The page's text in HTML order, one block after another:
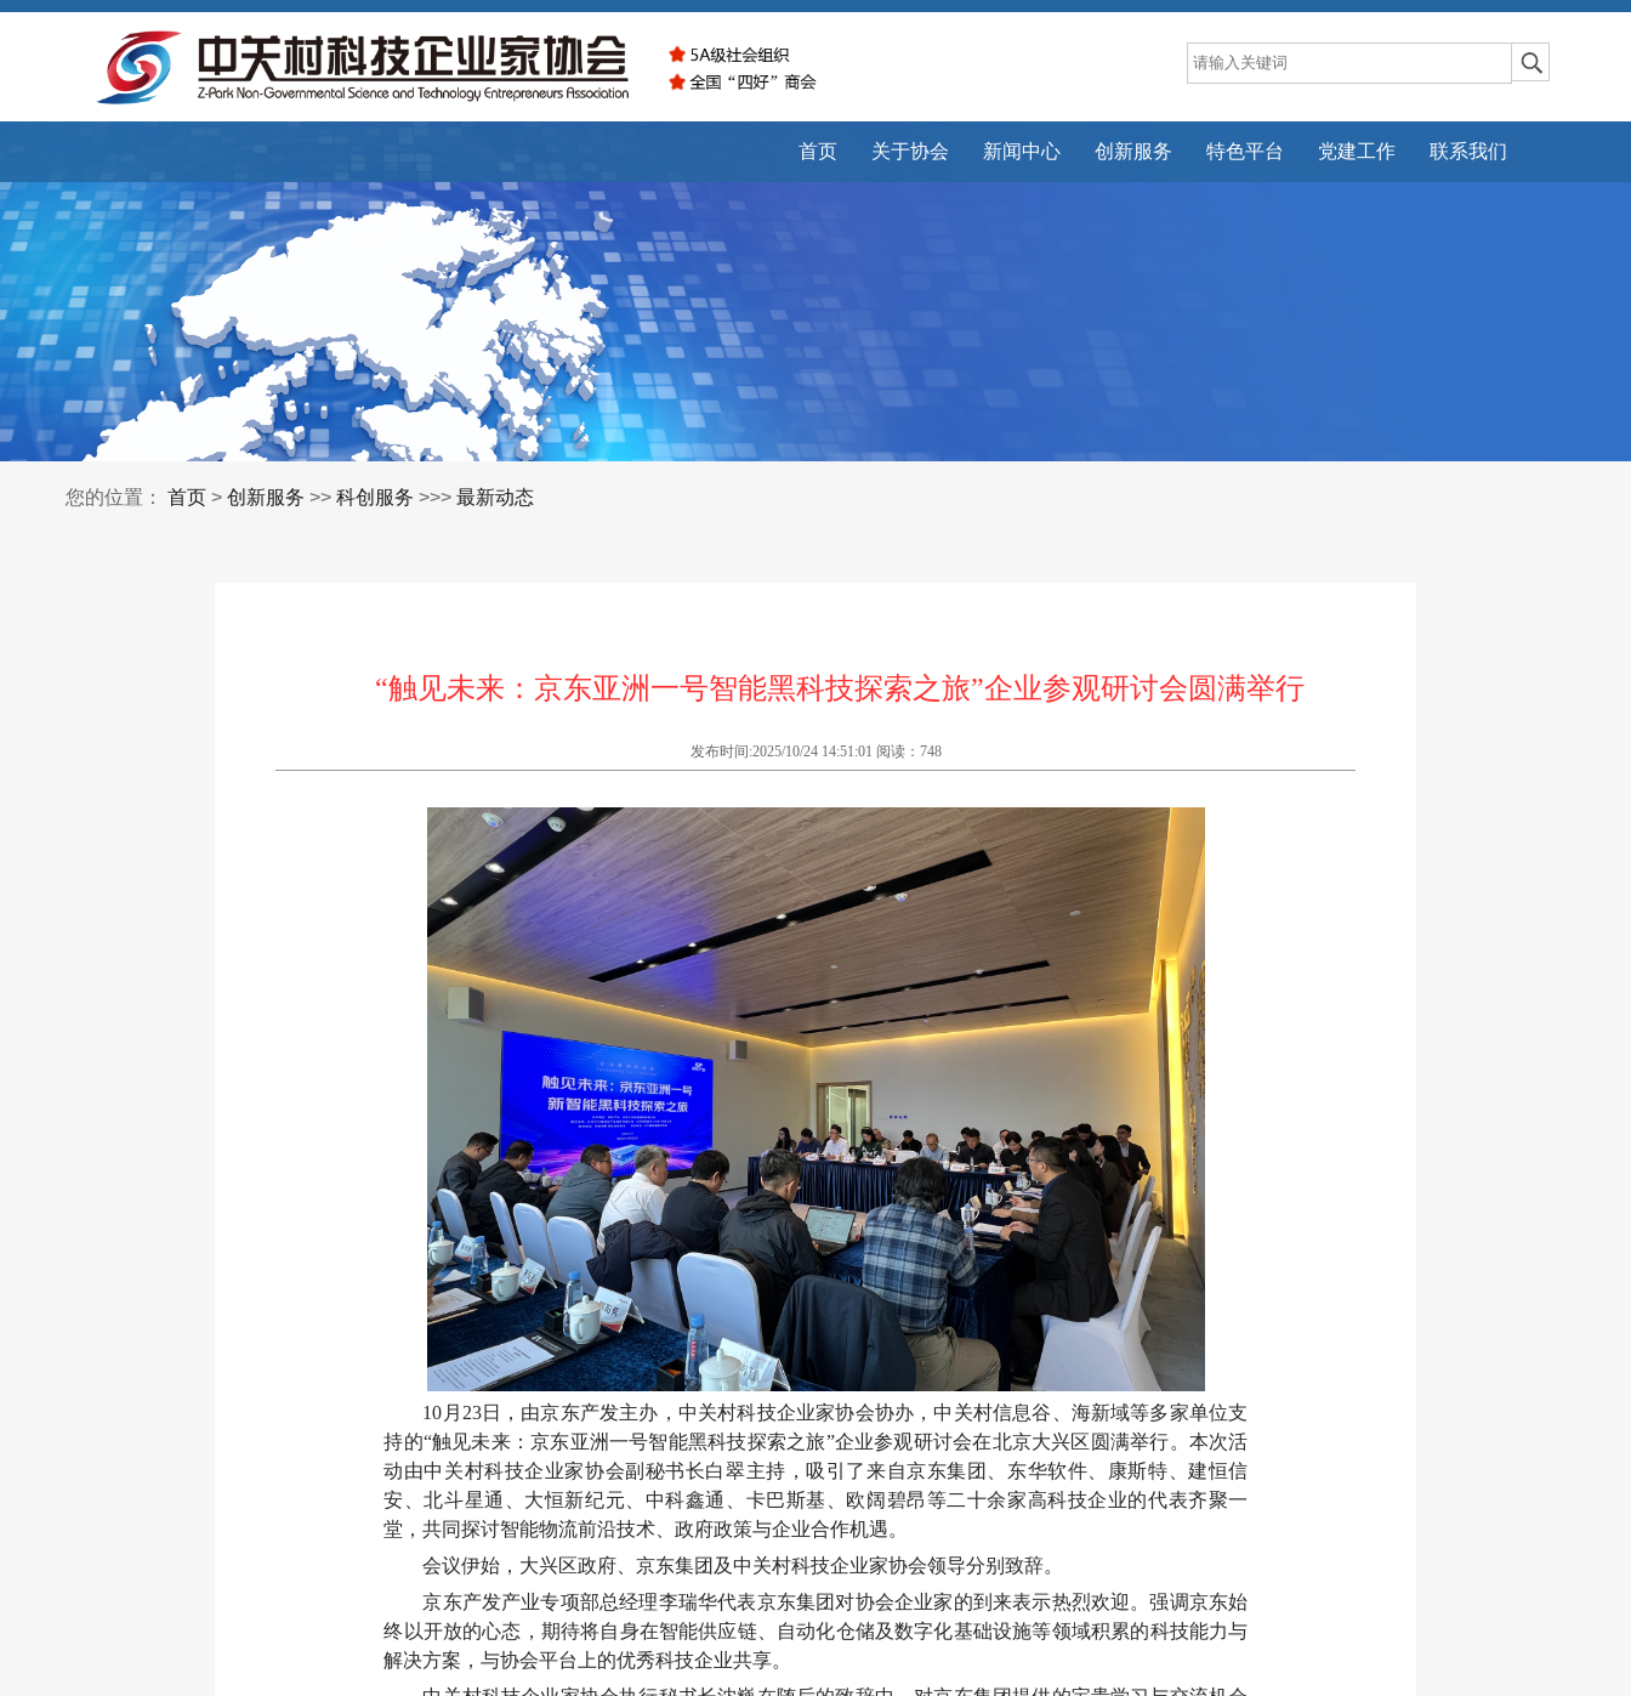
首页 关于协会 新闻中心 创新服务 特色平台 党建工作 联系我们
您的位置： 首页> 创新服务 >> 科创服务 >>> 最新动态
“触见未来：京东亚洲一号智能黑科技探索之旅”企业参观研讨会圆满举行
发布时间:2025/10/24 14:51:01 阅读：748
10月23日，由京东产发主办 ， 中关村科技企业家协会协办，中关村信息谷、海新域等多家单位支
持的“触见未来：京东亚洲一号智能黑科技探索之旅”企业参观研讨会在北京大兴区圆满举行。本次活
动由中关村科技企业家协会副秘书长白翠主持，吸引了来自京东集团、东华软件、康斯特、建恒信
安、北斗星通、大恒新纪元、中科鑫通、卡巴斯基、欧阔碧昂等二十余家高科技企业的代表齐聚一
堂，共同探讨智能物流前沿技术、政府政策与企业合作机遇。
会议伊始，大兴区政府、京东集团及中关村科技企业家协会领导分别致辞。
京东产发产业专项部总经理李瑞华代表京东集团对协会企业家的到来表示热烈欢迎。强调京东始
终以开放的心态，期待将自身在智能供应链、自动化仓储及数字化基础设施等领域积累的科技能力与
解决方案，与协会平台上的优秀科技企业共享。